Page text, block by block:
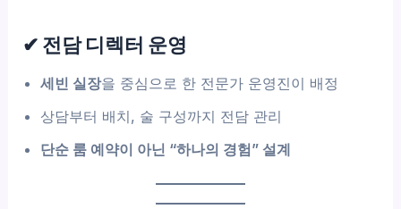
✔ 전담 디렉터 운영
세빈 실장을 중심으로 한 전문가 운영진이 배정
상담부터 배치, 술 구성까지 전담 관리
단순 룸 예약이 아닌 “하나의 경험” 설계